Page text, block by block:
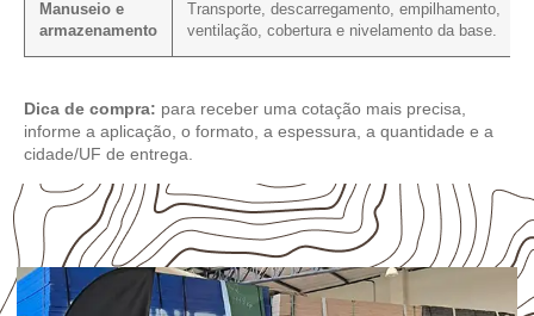
Manuseio e
armazenamento
Transporte, descarregamento, empilhamento,
ventilação, cobertura e nivelamento da base.
Dica de compra: para receber uma cotação mais precisa,
informe a aplicação, o formato, a espessura, a quantidade e a
cidade/UF de entrega.